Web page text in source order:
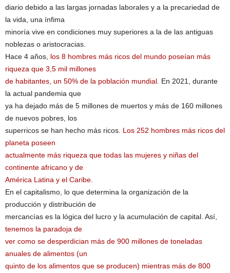
diario debido a las largas jornadas laborales y a la precariedad de
la vida, una ínfima
minoría vive en condiciones muy superiores a la de las antiguas
noblezas o aristocracias.
Hace 4 años, los 8 hombres más ricos del mundo poseían más
riqueza que 3,5 mil millones
de habitantes, un 50% de la población mundial . En 2021, durante
la actual pandemia que
ya ha dejado más de 5 millones de muertos y más de 160 millones
de nuevos pobres, los
superricos se han hecho más ricos. Los 252 hombres más ricos del
planeta poseen
actualmente más riqueza que todas las mujeres y niñas del
continente africano y de
América Latina y el Caribe.
En el capitalismo, lo que determina la organización de la
producción y distribución de
mercancías es la lógica del lucro y la acumulación de capital. Así,
tenemos la paradoja de
ver como se desperdician más de 900 millones de toneladas
anuales de alimentos (un
quinto de los alimentos que se producen) mientras más de 800